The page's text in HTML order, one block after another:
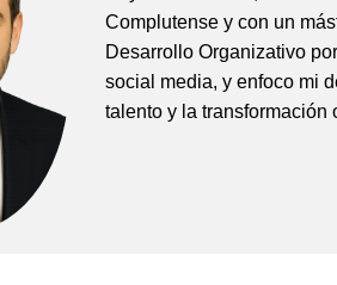
Complutense y con un
Desarrollo Organizativo
social media, y enfoco mi
talento y la transformación